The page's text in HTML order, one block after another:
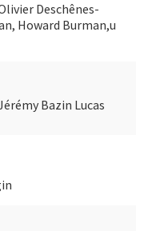
Deschênes-
Howard Burman,u
Bazin Lucas